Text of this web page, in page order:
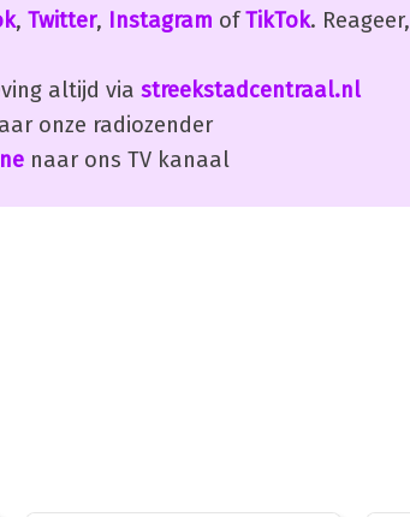
, Twitter, Instagram ofTikTok.
altijd via streekstadcentraal.nl
onze radiozender
naar ons TV kanaal